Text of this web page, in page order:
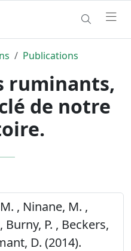
Publications
ruminants,
de notre
, Ninane, M. ,
Burny, P. , Beckers,
D. (2014).